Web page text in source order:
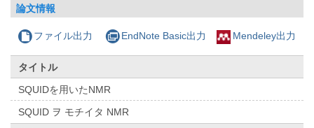
論文情報
ファイル出力 EndNote Basic出力 Mendeley出力
タイトル
SQUIDを用いたNMR
SQUID ヲ モチイタ NMR